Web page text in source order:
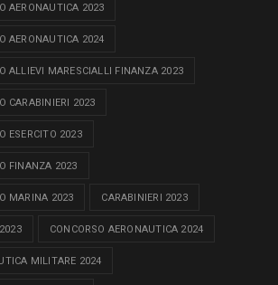
AERONAUTICA 2023
AERONAUTICA 2024
ALLIEVI MARESCIALLI FINANZA 2023
CARABINIERI 2023
ESERCITO 2023
FINANZA 2023
MARINA 2023 CARABINIERI 2023
CONCORSO AERONAUTICA 2024
MILITARE 2024